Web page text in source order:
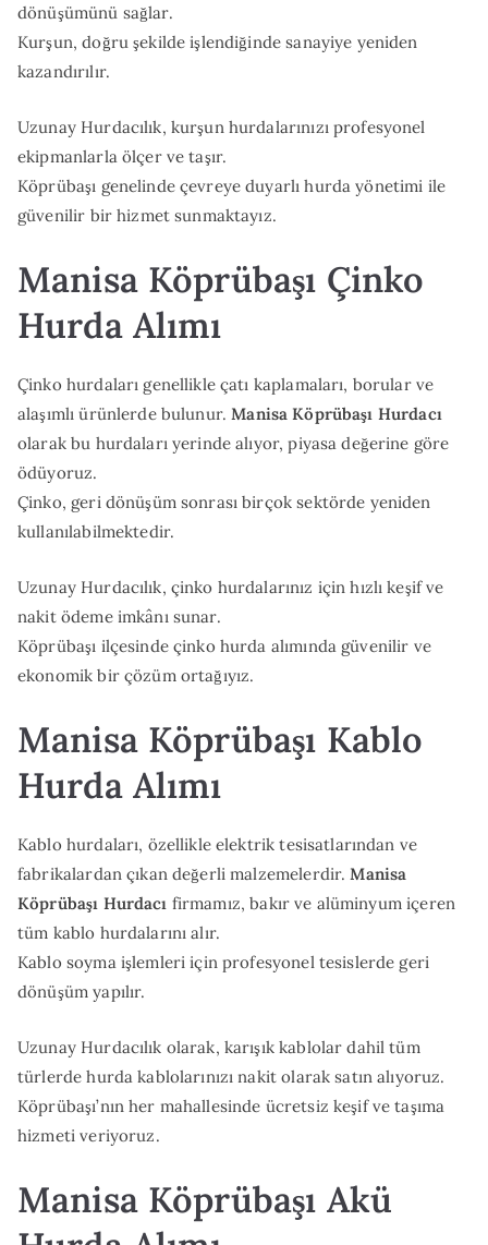
dönüşümünü sağlar.
Kurşun, doğru şekilde işlendiğinde sanayiye yeniden
kazandırılır.
Uzunay Hurdacılık, kurşun hurdalarınızı profesyonel
ekipmanlarla ölçer ve taşır.
Köprübaşı genelinde çevreye duyarlı hurda yönetimi ile
güvenilir bir hizmet sunmaktayız.
Manisa Köprübaşı Çinko
Hurda Alımı
Çinko hurdaları genellikle çatı kaplamaları, borular ve
alaşımlı ürünlerde bulunur. Manisa Köprübaşı Hurdacı
olarak bu hurdaları yerinde alıyor, piyasa değerine göre
ödüyoruz.
Çinko, geri dönüşüm sonrası birçok sektörde yeniden
kullanılabilmektedir.
Uzunay Hurdacılık, çinko hurdalarınız için hızlı keşif ve
nakit ödeme imkânı sunar.
Köprübaşı ilçesinde çinko hurda alımında güvenilir ve
ekonomik bir çözüm ortağıyız.
Manisa Köprübaşı Kablo
Hurda Alımı
Kablo hurdaları, özellikle elektrik tesisatlarından ve
fabrikalardan çıkan değerli malzemelerdir. Manisa
Köprübaşı Hurdacı firmamız, bakır ve alüminyum içeren
tüm kablo hurdalarını alır.
Kablo soyma işlemleri için profesyonel tesislerde geri
dönüşüm yapılır.
Uzunay Hurdacılık olarak, karışık kablolar dahil tüm
türlerde hurda kablolarınızı nakit olarak satın alıyoruz.
Köprübaşı’nın her mahallesinde ücretsiz keşif ve taşıma
hizmeti veriyoruz.
Manisa Köprübaşı Akü